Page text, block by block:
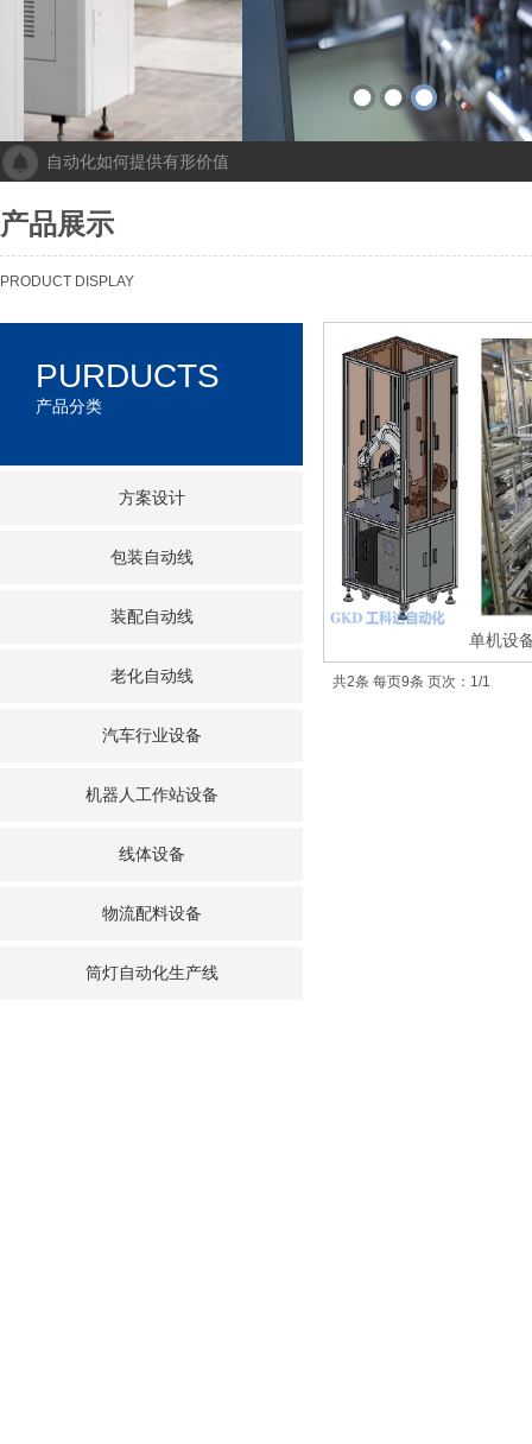
自动化如何提供有形价值
“未来工厂”啥样？机器人生“匠心”自动化会“上网”
个性化批量生产，灵活性显著提高！Faulhaber加速推动自动化生产
单机设
共2条 每页9条 页次：1/1
PURDUCTS
产品分类
方案设计
包装自动线
装配自动线
老化自动线
汽车行业设备
机器人工作站设备
线体设备
物流配料设备
筒灯自动化生产线
产品展示
PRODUCT DISPLAY